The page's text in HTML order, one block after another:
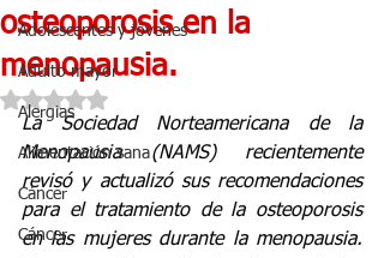
Adolescentes y jóvenes
Adulto mayor
Alergias
Alimentación sana
Cáncer
Cáncer
osteoporosis en la
menopausia.
Obtuvo NaN de 5 estrellas.
La Sociedad Norteamericana de la
Menopausia (NAMS) recientemente
revisó y actualizó sus recomendaciones
para el tratamiento de la osteoporosis
en las mujeres durante la menopausia.